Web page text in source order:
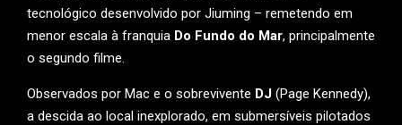
tecnológico desenvolvido por Jiuming – remetendo em
menor escala à franquia Do Fundo do Mar, principalmente
o segundo filme.
Observados por Mac e o sobrevivente DJ (Page Kennedy),
a descida ao local inexplorado, em submersíveis pilotados